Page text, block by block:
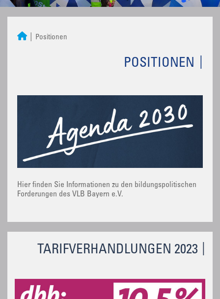
TARIFVERHANDLUNGEN 2023
Positionen
POSITIONEN
Hier finden Sie Informationen zu den bildungspolitischen
Forderungen des VLB Bayern e.V.